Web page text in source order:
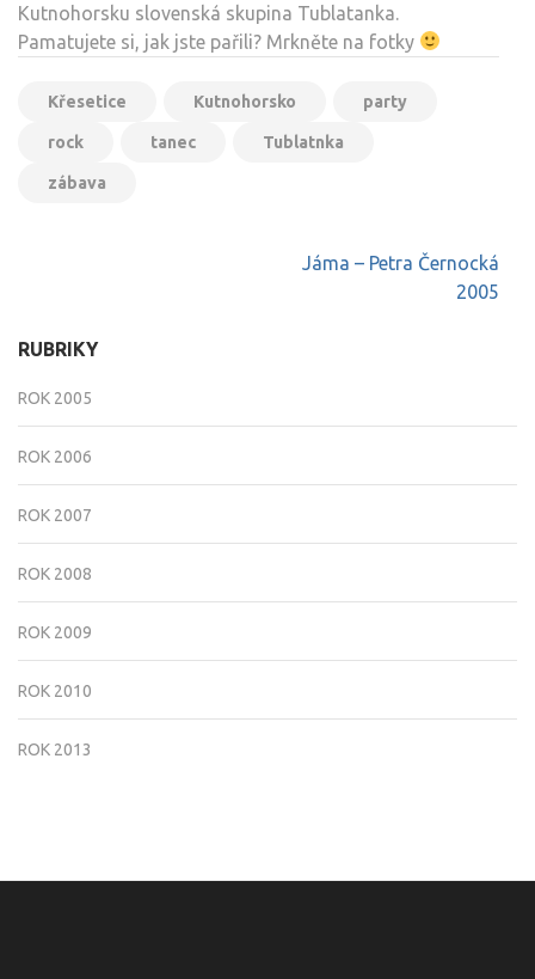
Kutnohorsku slovenská skupina Tublatanka.
Pamatujete si, jak jste pařili? Mrkněte na fotky
Křesetice Kutnohorsko party
rock tanec Tublatnka
zábava
Jáma – Petra Černocká
2005
RUBRIKY
ROK 2005
ROK 2006
ROK 2007
ROK 2008
ROK 2009
ROK 2010
ROK 2013